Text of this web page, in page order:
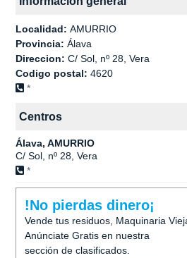
Localidad: AMURRIO
Provincia: Álava
Direccion: C/ Sol, nº 28, Vera
Codigo postal: 4620
*
Centros
Álava, AMURRIO
C/ Sol, nº 28, Vera
*
!No pierdas dinero¡
Vende tus residuos, Maquinaria
Anúnciate Gratis en nuestra
sección de clasificados.